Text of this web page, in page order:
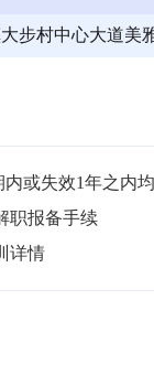
步村中心大道美
或失效1年之内
职报备手续
详情